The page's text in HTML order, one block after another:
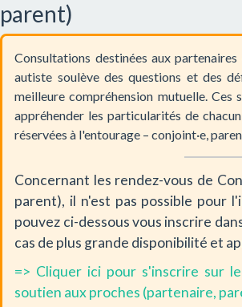
parent)
Consultations destinées aux
autiste soulève des questions et des
meilleure compréhension mutuelle. Ces
appréhender les particularités de
réservées à l'entourage – conjoint·e,
Concernant les rendez-vous de
parent), il n'est pas possible pour
pouvez ci-dessous vous inscrire
cas de plus grande disponibilité et
=> Cliquer ici pour s'inscrire sur
soutien aux proches (partenaire,